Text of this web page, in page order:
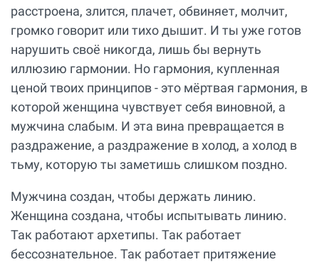
расстроена, злится, плачет, обвиняет, молчит,
громко говорит или тихо дышит. И ты уже готов
нарушить своё никогда, лишь бы вернуть
иллюзию гармонии. Но гармония, купленная
ценой твоих принципов - это мёртвая гармония, в
которой женщина чувствует себя виновной, а
мужчина слабым. И эта вина превращается в
раздражение, а раздражение в холод, а холод в
тьму, которую ты заметишь слишком поздно.
Мужчина создан, чтобы держать линию.
Женщина создана, чтобы испытывать линию.
Так работают архетипы. Так работает
бессознательное. Так работает притяжение